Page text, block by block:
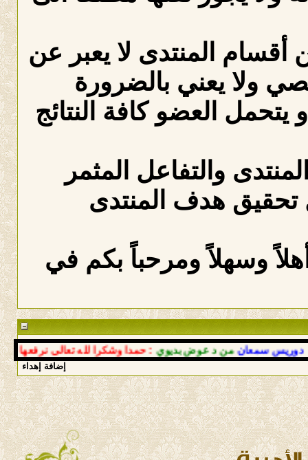
المنتدى لا يعبر عن
ولا يعني بالضرورة
العضو كافة النتائج
والتفاعل المثمر
هدف المنتدى
وسهلاً ومرحباً بكم في
سمعان من د عوض بديوي : حمدا وشكرا لله تعالى نرفعها
إضافة إهداء